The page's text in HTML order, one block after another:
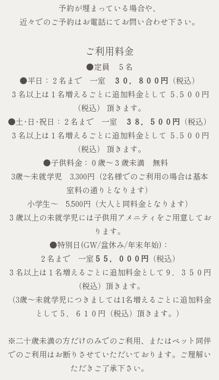
予約が埋まっている場合や、
近々でのご予約はお電話にてお問い合わせ下さい。
ご利用料金
●定員 ５名
●平日：２名まで 一室
３０，８００円 （税込）
３名以上は１名増えるごとに追加料金として ５,５００円
（税込） 頂きます。
●土･日･祝日：２名まで 一室
３８，５００円 （税込）
３名以上は１名増えるごとに追加料金として ５,５００円
（税込） 頂きます。
●子供料金：０歳〜３歳未満 無料
3歳～未就学児 3,300円（2名様でのご利用の場合は基本
室料の通りとなります）
小学生～ 5,500円（大人と同料金となります）
３歳以上の未就学児には子供用アメニティをご用意してお
ります。
●特別日(GW/盆休み/年末年始)：
２名まで 一室 ５５，０００円 （税込）
３名以上は１名増えるごとに追加料金として９，３５０円
（税込）頂きます。
（3歳～未就学児につきましては1名増えるごとに追加料金
として５，６１０円（税込）頂きます。）
※二十歳未満の方だけのみでのご利用、またはペット同伴
でのご利用はお断りさせていただいております。ご理解い
ただきご了承下さい。